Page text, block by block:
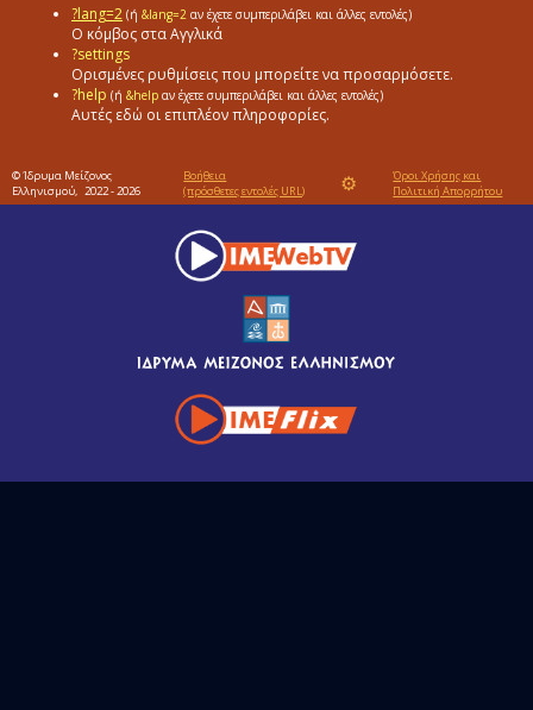
?lang=2 (ή &lang=2 αν έχετε συμπεριλάβει και άλλες εντολές)
Ο κόμβος στα Αγγλικά
?settings
Ορισμένες ρυθμίσεις που μπορείτε να προσαρμόσετε.
?help (ή &help αν έχετε συμπεριλάβει και άλλες εντολές)
Αυτές εδώ οι επιπλέον πληροφορίες.
© Ίδρυμα Μείζονος
Ελληνισμού, 2022 - 2026
Βοήθεια
(πρόσθετες εντολές URL)
⚙
Όροι Χρήσης και
Πολιτική Απορρήτου